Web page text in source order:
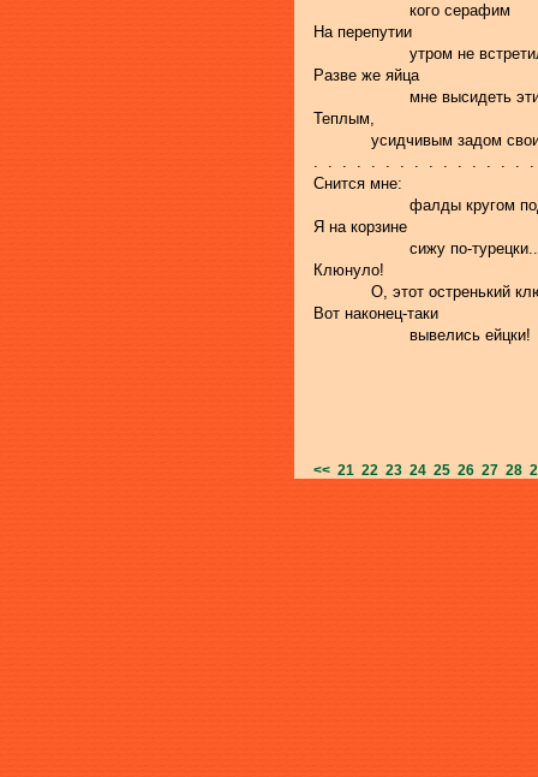
                    кого серафим
На перепутии
утром не
Разве же яйца
мне высидеть
Теплым,
усидчивым задом
.  .  .  .  .  .  .  .  .  .  .  .  .  .  .
Снится мне:
фалды кругом
Я на корзине
сижу по-
Клюнуло!
О, этот остренький
Вот наконец-таки
                    вывелись ейцки!
<< 21 22 23 24 25 26 27 28